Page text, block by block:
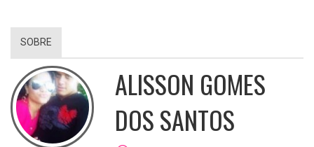
SOBRE
ALISSON GOMES
DOS SANTOS